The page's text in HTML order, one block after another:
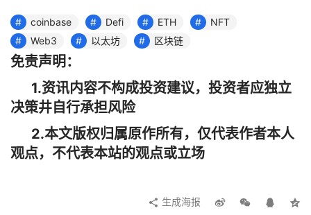
他们可以以不受审查的方式发布和阅读网络信息
下面看看这是如何完成的。
Farcaster 架构在
https://docs.farcaster.xyz/protocol/architect
coinbase Defi ETH
NFT
Web3
以太坊 区块链
免责声明：
1.资讯内容不构成投资建议，投资者应独立
决策井自行承担风险
2.本文版权归属原作所有，仅代表作者本人
观点，不代表本站的观点或立场
生成海报